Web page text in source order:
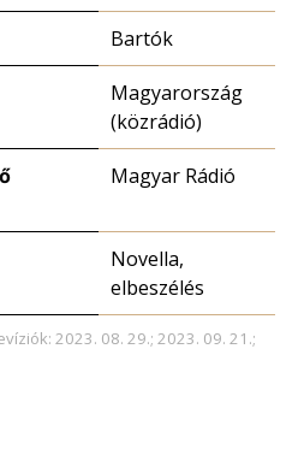
Bartók
Magyarország
(közrádió)
Magyar Rádió
Novella,
elbeszélés
2023. 08. 29.; 2023. 09. 21.;